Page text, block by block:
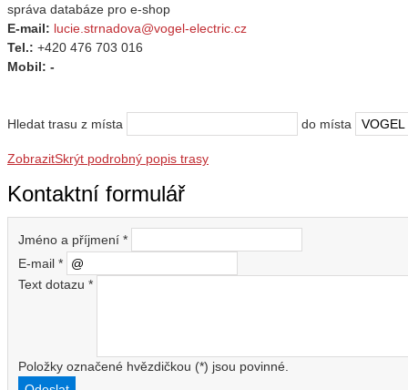
správa databáze pro e-shop
E-mail: lucie.strnadova@vogel-electric.cz
Tel.: +420 476 703 016
Mobil: -
Hledat trasu z místa do místa
ZobrazitSkrýt podrobný popis trasy
Kontaktní formulář
Jméno a příjmení *
E-mail *
Text dotazu *
Položky označené hvězdičkou (*) jsou povinné.